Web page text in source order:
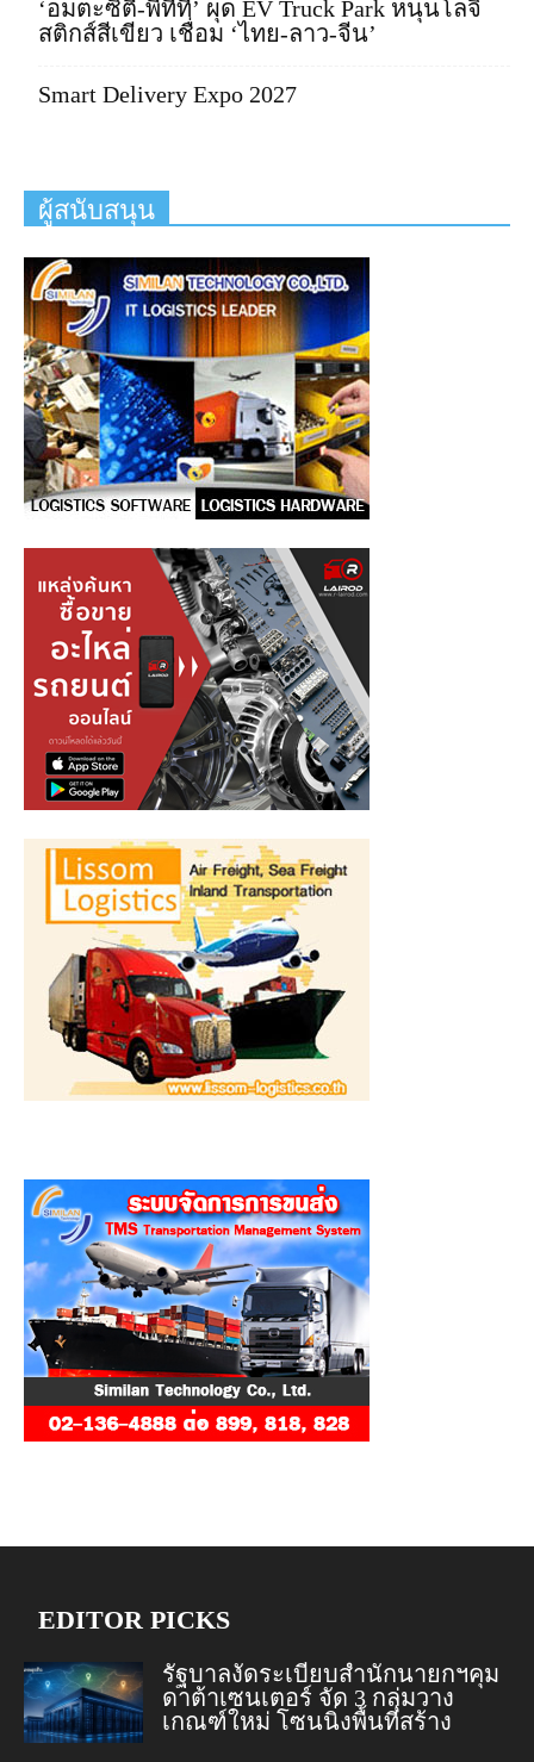
‘อมตะซิตี้-พีทีที’ ผุด EV Truck Park หนุนโลจิ
สติกส์สีเขียว เชื่อม ‘ไทย-ลาว-จีน’
Smart Delivery Expo 2027
ผู้สนับสนุน
EDITOR PICKS
รัฐบาลงัดระเบียบสำนักนายกฯคุม
ดาต้าเซนเตอร์ จัด 3 กลุ่มวาง
เกณฑ์ใหม่ โซนนิ่งพื้นที่สร้าง